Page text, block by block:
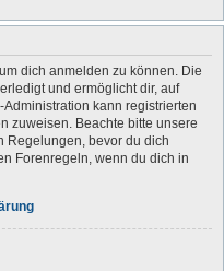
dich anmelden zu können. Die
und ermöglicht dir, auf
kann registrierten
zuweisen. Beachte bitte unsere
Regelungen, bevor du dich
Forenregeln, wenn du dich in